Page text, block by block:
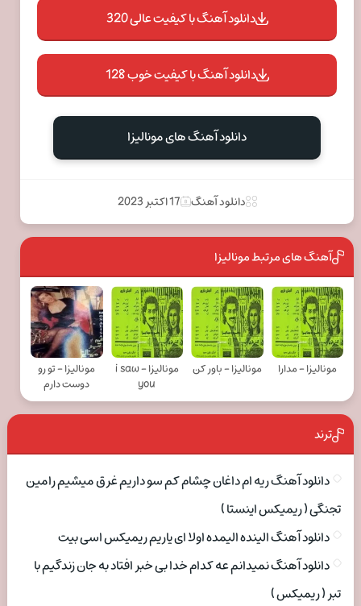
دانلود آهنگ با کیفیت عالی 320
دانلود آهنگ با کیفیت خوب 128
دانلود آهنگ های مونالیزا
دانلود آهنگ 17 اکتبر 2023
آهنگ های مرتبط مونالیزا
مونالیزا - مدارا مونالیزا - باور کن
مونالیزا - i saw
you
مونالیزا - تو رو
دوست دارم
ترند
دانلود آهنگ ریه ام داغان چشام کم سو داریم غرق میشیم رامین
تجنگی ( ریمیکس اینستا )
دانلود آهنگ الینده الیمده اولا ای یاریم ریمیکس اسی بیت
دانلود آهنگ نمیدانم عه کدام خدا بی خبر افتاد به جان زندگیم با
تبر ( ریمیکس )